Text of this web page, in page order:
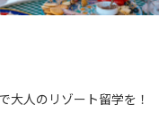
大人のリゾート留学を！